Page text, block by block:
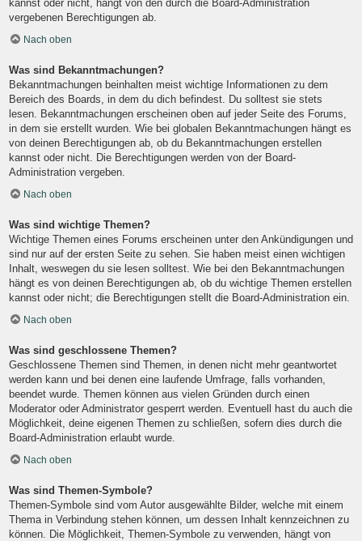
kannst oder nicht, hängt von den durch die Board-Administration
vergebenen Berechtigungen ab.
Nach oben
Was sind Bekanntmachungen?
Bekanntmachungen beinhalten meist wichtige Informationen zu dem
Bereich des Boards, in dem du dich befindest. Du solltest sie stets
lesen. Bekanntmachungen erscheinen oben auf jeder Seite des Forums,
in dem sie erstellt wurden. Wie bei globalen Bekanntmachungen hängt es
von deinen Berechtigungen ab, ob du Bekanntmachungen erstellen
kannst oder nicht. Die Berechtigungen werden von der Board-
Administration vergeben.
Nach oben
Was sind wichtige Themen?
Wichtige Themen eines Forums erscheinen unter den Ankündigungen und
sind nur auf der ersten Seite zu sehen. Sie haben meist einen wichtigen
Inhalt, weswegen du sie lesen solltest. Wie bei den Bekanntmachungen
hängt es von deinen Berechtigungen ab, ob du wichtige Themen erstellen
kannst oder nicht; die Berechtigungen stellt die Board-Administration ein.
Nach oben
Was sind geschlossene Themen?
Geschlossene Themen sind Themen, in denen nicht mehr geantwortet
werden kann und bei denen eine laufende Umfrage, falls vorhanden,
beendet wurde. Themen können aus vielen Gründen durch einen
Moderator oder Administrator gesperrt werden. Eventuell hast du auch die
Möglichkeit, deine eigenen Themen zu schließen, sofern dies durch die
Board-Administration erlaubt wurde.
Nach oben
Was sind Themen-Symbole?
Themen-Symbole sind vom Autor ausgewählte Bilder, welche mit einem
Thema in Verbindung stehen können, um dessen Inhalt kennzeichnen zu
können. Die Möglichkeit, Themen-Symbole zu verwenden, hängt von